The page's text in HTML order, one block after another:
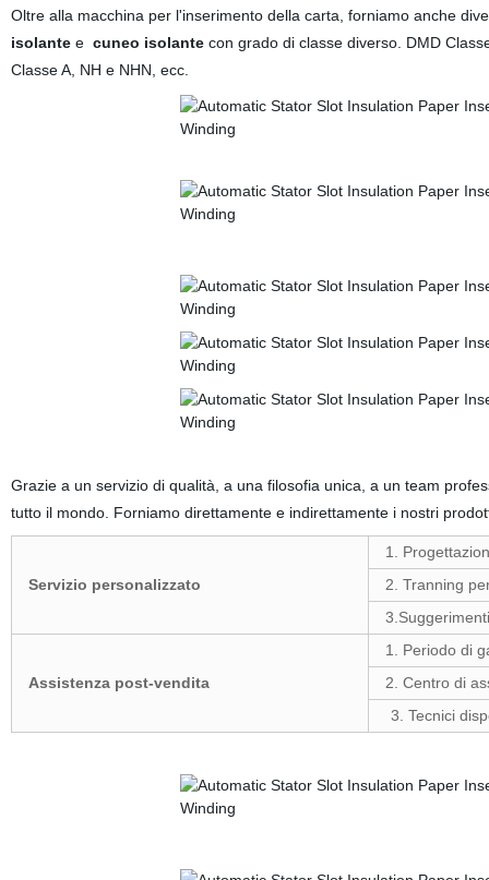
Oltre alla macchina per l'inserimento della carta, forniamo anche
isolantee cuneo isolantecon grado di classe diverso. DMD
Classe A, NH e NHN, ecc.
Grazie a un servizio di qualità, a una filosofia unica, a un team
tutto il mondo. Forniamo direttamente e indirettamente i nostri
Servizio personalizzato
1.
2. Tranning
Assistenza post-vendita
1. Periodo di
2. Centro di
3. Tecnici